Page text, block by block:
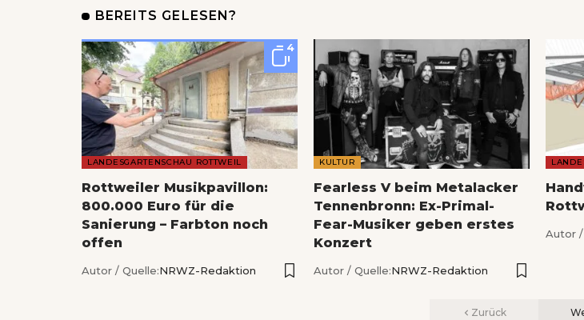
BEREITS GELESEN?
4
LANDESGARTENSCHAU ROTTWEIL
Rottweiler Musikpavillon:
800.000 Euro für die
Sanierung – Farbton noch
offen
Autor / Quelle:NRWZ-Redaktion
KULTUR
Fearless V beim Metalacker
Tennenbronn: Ex-Primal-
Fear-Musiker geben erstes
Konzert
Autor / Quelle:NRWZ-Redaktion
Autor /
Zurück